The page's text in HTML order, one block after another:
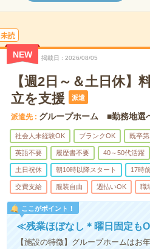
未読
NEW 掲載日 2026/08/05
【週2日～＆土日休】
立を支援
派遣
派遣先 グループホーム ■勤務地選
社会人未経験OK ブランクOK 既卒
英語不要 履歴書不要 40～50代活躍
土日祝休 朝10時以降スタート 17時
交費支給 服装自由 週払いOK 職
ここがポイント！
≪残業ほぼなし＊曜日固定も
【施設の特徴】グループホームはお